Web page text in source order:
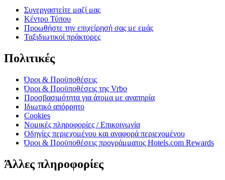
Συνεργαστείτε μαζί μας
Κέντρο Τύπου
Προωθήστε την επιχείρησή σας με εμάς
Ταξιδιωτικοί πράκτορες
Πολιτικές
Όροι & Προϋποθέσεις
Όροι & Προϋποθέσεις της Vrbo
Προσβασιμότητα για άτομα με αναπηρία
Ιδιωτικό απόρρητο
Cookies
Νομικές πληροφορίες / Επικοινωνία
Οδηγίες περιεχομένου και αναφορά περιεχομένου
Όροι & Προϋποθέσεις προγράμματος Hotels.com Rewards
Άλλες πληροφορίες